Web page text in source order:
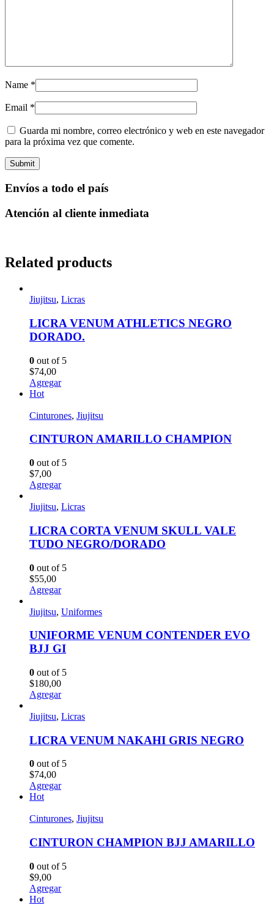
Name *
Email *
Guarda mi nombre, correo electrónico y web en este navegador
para la próxima vez que comente.
Envíos a todo el país
Atención al cliente inmediata
Related products
Jiujitsu, Licras
LICRA VENUM ATHLETICS NEGRO
DORADO.
0 out of 5
$74,00
Agregar
Hot
Cinturones, Jiujitsu
CINTURON AMARILLO CHAMPION
0 out of 5
$7,00
Agregar
Jiujitsu, Licras
LICRA CORTA VENUM SKULL VALE
TUDO NEGRO/DORADO
0 out of 5
$55,00
Agregar
Jiujitsu, Uniformes
UNIFORME VENUM CONTENDER EVO
BJJ GI
0 out of 5
$180,00
Agregar
Jiujitsu, Licras
LICRA VENUM NAKAHI GRIS NEGRO
0 out of 5
$74,00
Agregar
Hot
Cinturones, Jiujitsu
CINTURON CHAMPION BJJ AMARILLO
0 out of 5
$9,00
Agregar
Hot